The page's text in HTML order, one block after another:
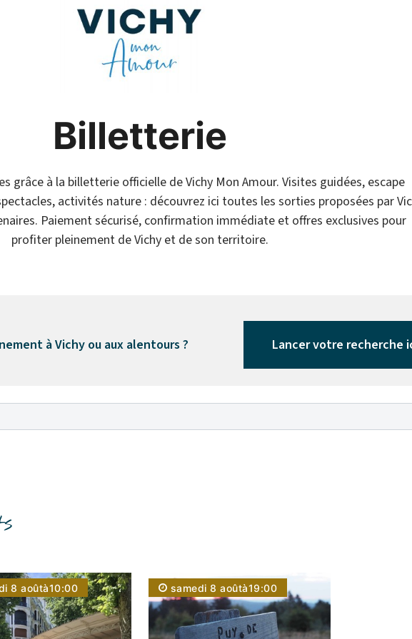
Billetterie
grâce à la billetterie officielle de Vichy Mon Amour. Visites guidées, escape
activités nature : découvrez ici toutes les sorties proposées par
Paiement sécurisé, confirmation immédiate et offres exclusives pour
profiter pleinement de Vichy et de son territoire.
à Vichy ou aux alentours ? Lancer votre recherche
8 aoûtà10:00 samedi 8 aoûtà19:00